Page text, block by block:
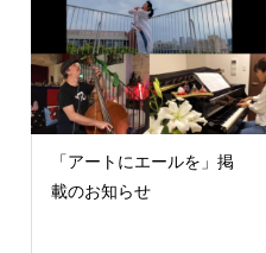
「アートにエールを」掲
載のお知らせ